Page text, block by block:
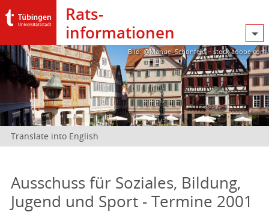
Rats­
informationen
Bild: @Manuel Schönfeld – stock.adobe.com
Translate into English
Ausschuss für Soziales, Bildung,
Jugend und Sport - Termine 2001